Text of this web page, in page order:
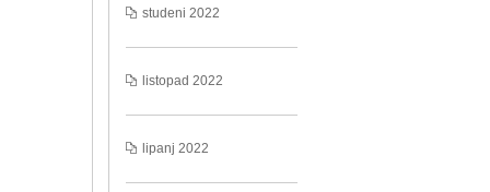
studeni 2022
listopad 2022
lipanj 2022